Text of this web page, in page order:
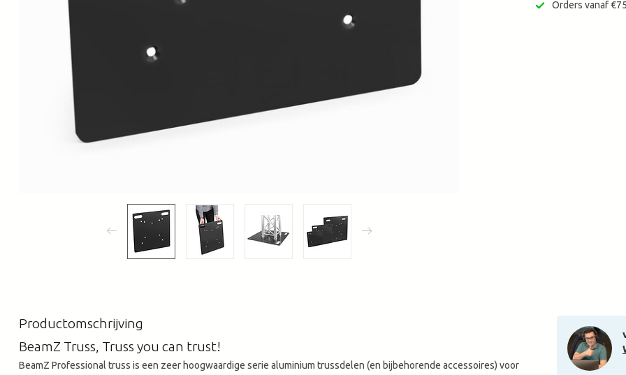
Orders vanaf
Productomschrijving
BeamZ Truss, Truss you can trust!
BeamZ Professional truss is een zeer hoogwaardige serie aluminium trussdelen (en bijbehorende accessoires) voor